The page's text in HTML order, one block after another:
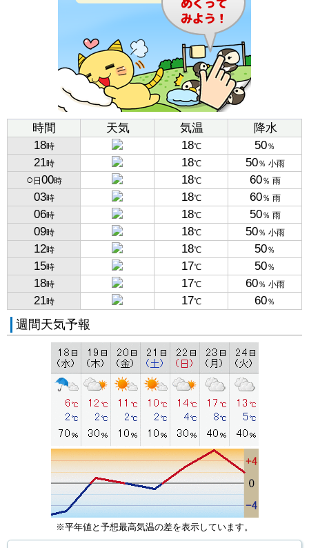
時間 天気 気温
降水
18時 18℃ 50％
21時 18℃ 50％ 小雨
○ 日 00時 18℃ 60％ 雨
03時 18℃ 60％ 雨
06時 18℃ 50％ 雨
09時 18℃ 50％ 小雨
12時 18℃ 50％
15時 17℃ 50％
18時 17℃ 60％ 小雨
21時 17℃ 60％
週間天気予報
※平年値と予想最高気温の差を表示しています。